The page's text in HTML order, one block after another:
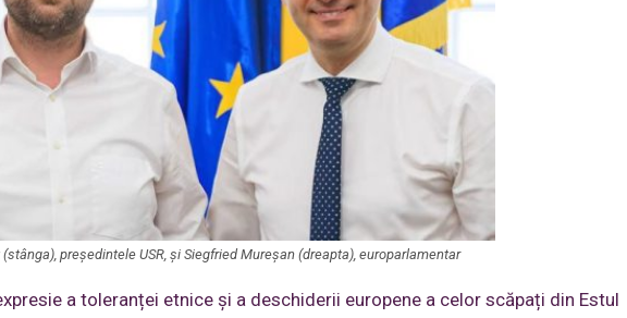
președintele USR, și Siegfried Mureșan (dreapta), europarlamentar
a toleranței etnice și a deschiderii europene a celor scăpați din Estul